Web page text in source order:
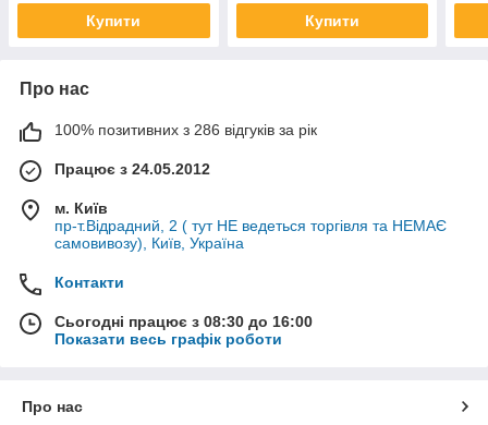
Купити Купити
Про нас
100% позитивних з 286 відгуків за рік
Працює з 24.05.2012
м. Київ
пр-т.Відрадний, 2 ( тут НЕ ведеться торгівля та НЕМАЄ
самовивозу), Київ, Україна
Контакти
Сьогодні працює з 08:30 до 16:00
Показати весь графік роботи
Про нас